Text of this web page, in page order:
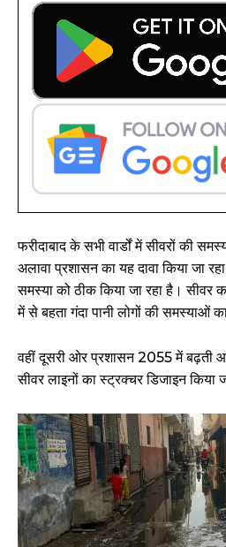
फरीदाबाद के सभी वार्डों में सीवरों की
अलावा प्रशासन का यह दावा किया जा
समस्या को ठीक किया जा रहा है। सीवर
में से बहता गंदा पानी लोगों की समस्याओं
वहीं दूसरी ओर प्रशासन 2055 में बढ़ती
सीवर लाइनों का स्ट्रक्चर डिजाइन किया